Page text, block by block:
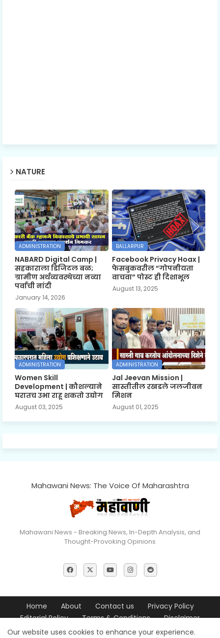
NATURE
ADMINISTRATION
NABARD Digital Camp |
सहकाराला डिजिटल बळ;
ग्रामीण अर्थव्यवस्थेच्या नव्या
पर्वाची नांदी
January 14, 2026
BALLARPUR
Facebook Privacy Hoax |
फेसबुकवरील “गोपनीयता
वाचवा” पोस्ट ही दिशाभूल
August 13, 2025
ADMINISTRATION
Women Skill
Development | कौशल्याने
घरातच उभा राहू शकतो उद्योग
August 03, 2025
ADMINISTRATION
Jal Jeevan Mission |
सास्तीतील रखडले जलजीवन
मिशन
August 01, 2025
Mahawani News: The Voice Of Maharashtra
Mahawani News - Breaking News, In-Depth Analysis, and
Thought-Provoking Opinions
Home About Contact us
Privacy Policy
Editorial Policy
Terms & Conditions Disclaimer
© 2026 Mahawani News All Rights Reserved
Our website uses cookies to enhance your experience.